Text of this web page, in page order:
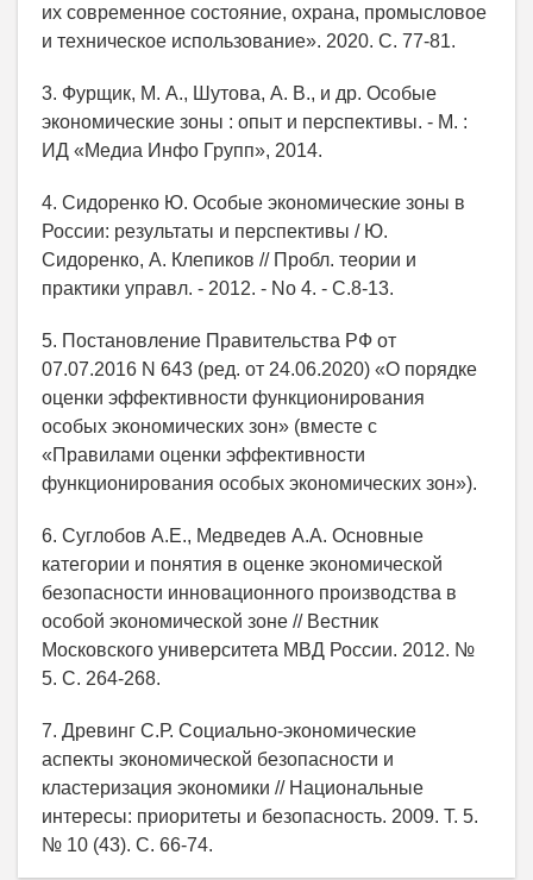
их современное состояние, охрана, промысловое
и техническое использование». 2020. С. 77-81.
3. Фурщик, М. А., Шутова, А. В., и др. Особые
экономические зоны : опыт и перспективы. - М. :
ИД «Медиа Инфо Групп», 2014.
4. Сидоренко Ю. Особые экономические зоны в
России: результаты и перспективы / Ю.
Сидоренко, А. Клепиков // Пробл. теории и
практики управл. - 2012. - No 4. - С.8-13.
5. Постановление Правительства РФ от
07.07.2016 N 643 (ред. от 24.06.2020) «О порядке
оценки эффективности функционирования
особых экономических зон» (вместе с
«Правилами оценки эффективности
функционирования особых экономических зон»).
6. Суглобов А.Е., Медведев А.А. Основные
категории и понятия в оценке экономической
безопасности инновационного производства в
особой экономической зоне // Вестник
Московского университета МВД России. 2012. №
5. С. 264-268.
7. Древинг С.Р. Социально-экономические
аспекты экономической безопасности и
кластеризация экономики // Национальные
интересы: приоритеты и безопасность. 2009. Т. 5.
№ 10 (43). С. 66-74.